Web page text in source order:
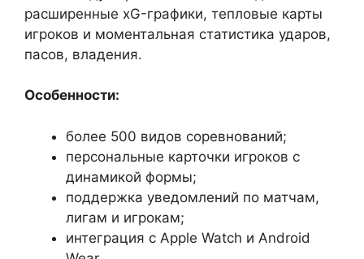
расширенные xG-графики, тепловые карты
игроков и моментальная статистика ударов,
пасов, владения.
Особенности:
более 500 видов соревнований;
персональные карточки игроков с
динамикой формы;
поддержка уведомлений по матчам,
лигам и игрокам;
интеграция с Apple Watch и Android